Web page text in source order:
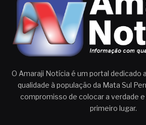
O Amaraji Notícia é um portal dedicado
qualidade à população da Mata Sul
compromisso de colocar a verdade e
primeiro lugar.